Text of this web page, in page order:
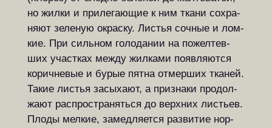
но жил­ки и при­ле­га­ю­щие к ним тка­ни со­хра­
ня­ют зе­ле­ную ок­рас­ку. Ли­с­тья соч­ные и лом­
кие. При силь­ном го­ло­да­нии на по­жел­тев­
ших уча­с­т­ках меж­ду жил­ка­ми по­яв­ля­ют­ся
ко­рич­не­вые и бурые пят­на от­мер­ших тка­ней.
Та­кие ли­с­тья за­сы­ха­ют, а при­зна­ки про­дол­
жа­ют рас­про­с­т­ра­нять­ся до верхних ли­с­ть­ев.
Пло­ды мел­кие, за­мед­ля­ет­ся раз­ви­тие нор­